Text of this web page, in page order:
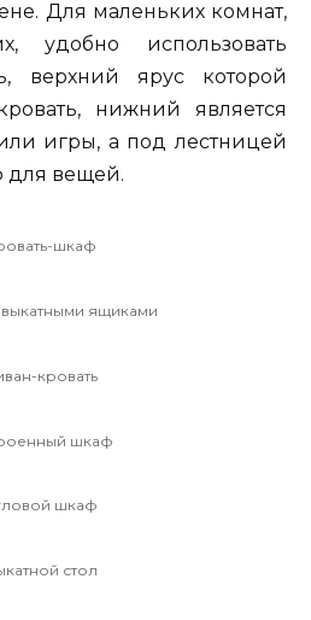
Для маленьких комнат,
удобно использовать
верхний ярус которой
нижний является
игры, а под лестницей
для вещей.
шкаф
выкатными ящиками
кровать
шкаф
шкаф
стол